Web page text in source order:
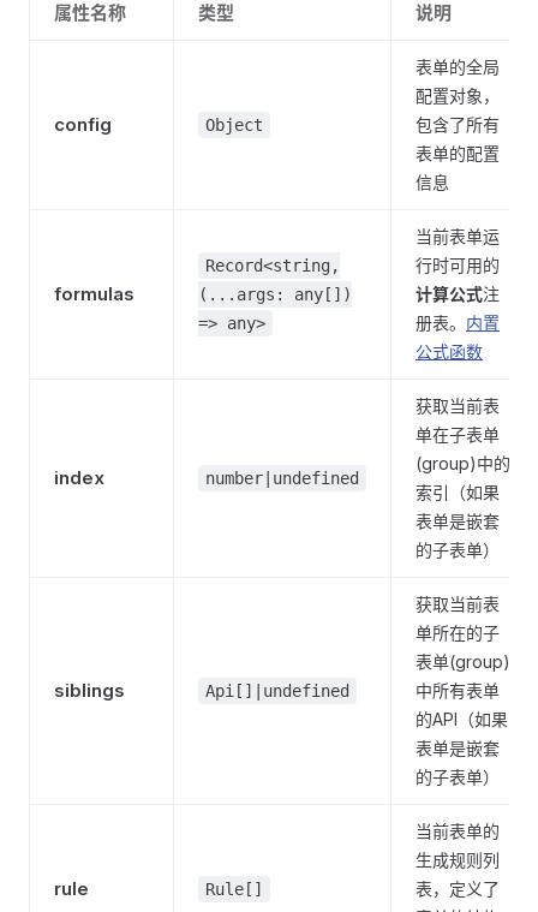
属性名称 类型 说明
config Object
表单的全局
配置对象，
包含了所有
表单的配置
信息
formulas
Record<string,
(...args: any[])
=> any>
当前表单运
行时可用的
计算公式注
册表。 内置
公式函数
index number|undefined
获取当前表
单在子表单
(group)中的
索引（如果
表单是嵌套
的子表单）
siblings Api[]|undefined
获取当前表
单所在的子
表单(group)
中所有表单
的API（如果
表单是嵌套
的子表单）
rule Rule[]
当前表单的
生成规则列
表，定义了